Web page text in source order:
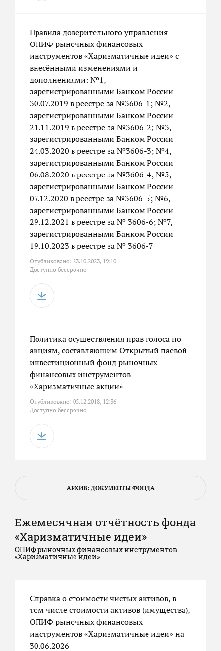
Правила доверительного управления
ОПИФ рыночных финансовых
инструментов «Харизматичные идеи» с
внесёнными изменениями и
дополнениями: №1,
зарегистрированными Банком России
30.07.2019 в реестре за №3606-1; №2,
зарегистрированными Банком России
21.11.2019 в реестре за №3606-2; №3,
зарегистрированными Банком России
24.03.2020 в реестре за №3606-3; №4,
зарегистрированными Банком России
06.08.2020 в реестре за №3606-4; №5,
зарегистрированными Банком России
07.12.2020 в реестре за №3606-5; №6,
зарегистрированными Банком России
29.12.2021 в реестре за № 3606-6; №7,
зарегистрированными Банком России
19.10.2023 в реестре за № 3606-7
Опубликовано: 23.10.2023, 19:10
Доступно бессрочно
Политика осуществления прав голоса по
акциям, составляющим Открытый паевой
инвестиционный фонд рыночных
финансовых инструментов
«Харизматичные акции»
Опубликовано: 05.12.2018, 12:36
Доступно бессрочно
АРХИВ: ДОКУМЕНТЫ ФОНДА
Ежемесячная отчётность фонда
«Харизматичные идеи»
ОПИФ рыночных финансовых инструментов
«Харизматичные идеи»
Справка о стоимости чистых активов, в
том числе стоимости активов (имущества),
ОПИФ рыночных финансовых
инструментов «Харизматичные идеи» на
30.06.2026